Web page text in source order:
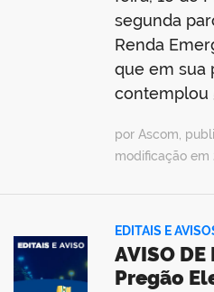
segunda
Renda
que em sua
contemplou
por Ascom,
modificação em
EDITAIS E
AVISO DE
Pregão